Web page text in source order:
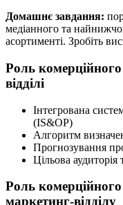
Домашнє завдання:
медіанного та
асортименті. Зробіть
Роль
відділі
Інтегрована
(IS&OP)
Алгоритм
Прогнозування
Цільова
Роль
маркетинг-відділу